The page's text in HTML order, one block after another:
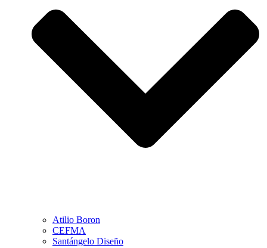
Atilio Boron
CEFMA
Santángelo Diseño